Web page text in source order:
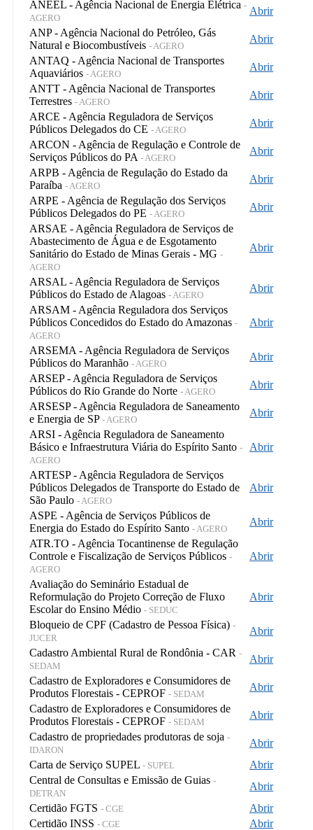
ANEEL - Agência Nacional de Energia Elétrica -
AGERO
Abrir
ANP - Agência Nacional do Petróleo, Gás
Natural e Biocombustíveis - AGERO
Abrir
ANTAQ - Agência Nacional de Transportes
Aquaviários - AGERO
Abrir
ANTT - Agência Nacional de Transportes
Terrestres - AGERO
Abrir
ARCE - Agência Reguladora de Serviços
Públicos Delegados do CE - AGERO
Abrir
ARCON - Agência de Regulação e Controle de
Serviços Públicos do PA - AGERO
Abrir
ARPB - Agência de Regulação do Estado da
Paraíba - AGERO
Abrir
ARPE - Agência de Regulação dos Serviços
Públicos Delegados do PE - AGERO
Abrir
ARSAE - Agência Reguladora de Serviços de
Abastecimento de Água e de Esgotamento
Sanitário do Estado de Minas Gerais - MG -
AGERO
Abrir
ARSAL - Agência Reguladora de Serviços
Públicos do Estado de Alagoas - AGERO
Abrir
ARSAM - Agência Reguladora dos Serviços
Públicos Concedidos do Estado do Amazonas -
AGERO
Abrir
ARSEMA - Agência Reguladora de Serviços
Públicos do Maranhão - AGERO
Abrir
ARSEP - Agência Reguladora de Serviços
Públicos do Rio Grande do Norte - AGERO
Abrir
ARSESP - Agência Reguladora de Saneamento
e Energia de SP - AGERO
Abrir
ARSI - Agência Reguladora de Saneamento
Básico e Infraestrutura Viária do Espírito Santo -
AGERO
Abrir
ARTESP - Agência Reguladora de Serviços
Públicos Delegados de Transporte do Estado de
São Paulo - AGERO
Abrir
ASPE - Agência de Serviços Públicos de
Energia do Estado do Espírito Santo - AGERO
Abrir
ATR.TO - Agência Tocantinense de Regulação
Controle e Fiscalização de Serviços Públicos -
AGERO
Abrir
Avaliação do Seminário Estadual de
Reformulação do Projeto Correção de Fluxo
Escolar do Ensino Médio - SEDUC
Abrir
Bloqueio de CPF (Cadastro de Pessoa Física) -
JUCER
Abrir
Cadastro Ambiental Rural de Rondônia - CAR -
SEDAM
Abrir
Cadastro de Exploradores e Consumidores de
Produtos Florestais - CEPROF - SEDAM
Abrir
Cadastro de Exploradores e Consumidores de
Produtos Florestais - CEPROF - SEDAM
Abrir
Cadastro de propriedades produtoras de soja -
IDARON
Abrir
Carta de Serviço SUPEL - SUPEL
Abrir
Central de Consultas e Emissão de Guias -
DETRAN
Abrir
Certidão FGTS - CGE
Abrir
Certidão INSS - CGE
Abrir